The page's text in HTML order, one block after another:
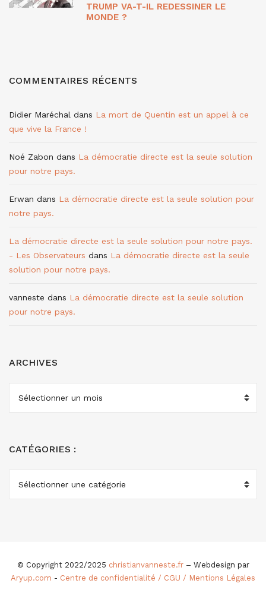
TRUMP VA-T-IL REDESSINER LE
MONDE ?
COMMENTAIRES RÉCENTS
Didier Maréchal dans La mort de Quentin est un appel à ce
que vive la France !
Noé Zabon dans La démocratie directe est la seule solution
pour notre pays.
Erwan dans La démocratie directe est la seule solution pour
notre pays.
La démocratie directe est la seule solution pour notre pays.
- Les Observateurs dans La démocratie directe est la seule
solution pour notre pays.
vanneste dans La démocratie directe est la seule solution
pour notre pays.
ARCHIVES
ARCHIVES
CATÉGORIES :
CATÉGORIES
© Copyright 2022/2025 christianvanneste.fr– Webdesign par
Aryup.com - Centre de confidentialité / CGU / Mentions Légales